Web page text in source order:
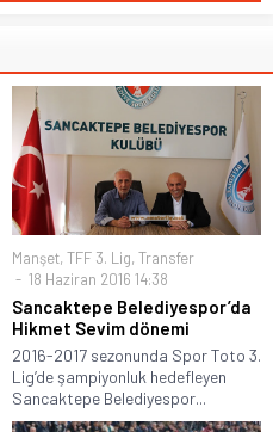
Manşet, TFF 3. Lig, Transfer
18 Haziran 2016 14:38
Sancaktepe Belediyespor’da
Hikmet Sevim dönemi
2016-2017 sezonunda Spor Toto 3.
Lig’de şampiyonluk hedefleyen
Sancaktepe Belediyespor...